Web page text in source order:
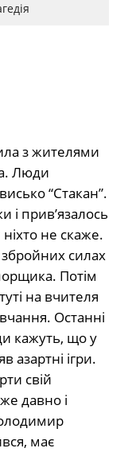
з жителями
Люди
“Стакан”.
і прив’язалось
не скаже.
силах
Потім
на вчителя
Останні
кажуть, що у
азартні ігри.
свій
давно і
має